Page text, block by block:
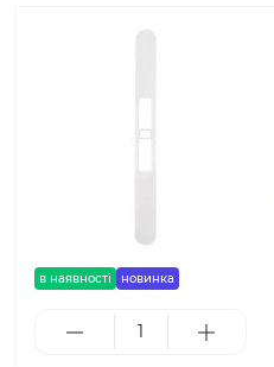
в наявності новинка